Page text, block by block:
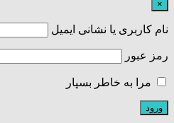
×
نام کاربری یا نشانی ایمیل
رمز عبور
مرا به خاطر بسپار